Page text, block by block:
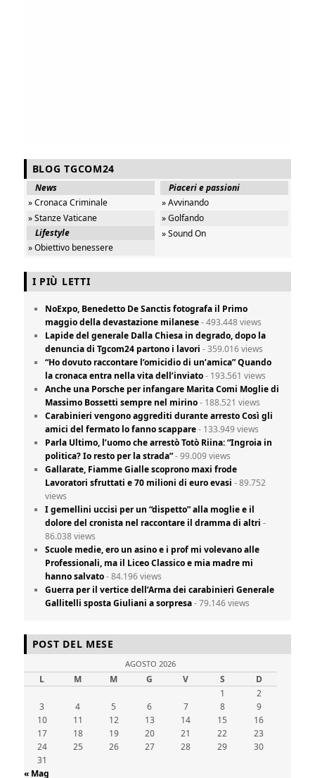
BLOG TGCOM24
News
» Cronaca Criminale
» Stanze Vaticane
Lifestyle
» Obiettivo benessere
Piaceri e passioni
» Avvinando
» Golfando
» Sound On
I PIÙ LETTI
NoExpo, Benedetto De Sanctis fotografa il Primo
maggio della devastazione milanese- 493.448 views
Lapide del generale Dalla Chiesa in degrado, dopo la
denuncia di Tgcom24 partono i lavori - 359.016 views
“Ho dovuto raccontare l’omicidio di un’amica” Quando
la cronaca entra nella vita dell’inviato- 193.561 views
Anche una Porsche per infangare Marita Comi Moglie di
Massimo Bossetti sempre nel mirino- 188.521 views
Carabinieri vengono aggrediti durante arresto Così gli
amici del fermato lo fanno scappare- 133.949 views
Parla Ultimo, l’uomo che arrestò Totò Riina: “Ingroia in
politica? Io resto per la strada”- 99.009 views
Gallarate, Fiamme Gialle scoprono maxi frode
Lavoratori sfruttati e 70 milioni di euro evasi - 89.752
views
I gemellini uccisi per un “dispetto” alla moglie e il
dolore del cronista nel raccontare il dramma di altri -
86.038 views
Scuole medie, ero un asino e i prof mi volevano alle
Professionali, ma il Liceo Classico e mia madre mi
hanno salvato- 84.196 views
Guerra per il vertice dell’Arma dei carabinieri Generale
Gallitelli sposta Giuliani a sorpresa- 79.146 views
POST DEL MESE
AGOSTO 2026
L M M G V S
D
1
2
3
4 5 6 7 8
9
10
11 12 13 14 15
16
17
18 19 20 21 22
23
24
25 26 27 28 29
30
31
« Mag